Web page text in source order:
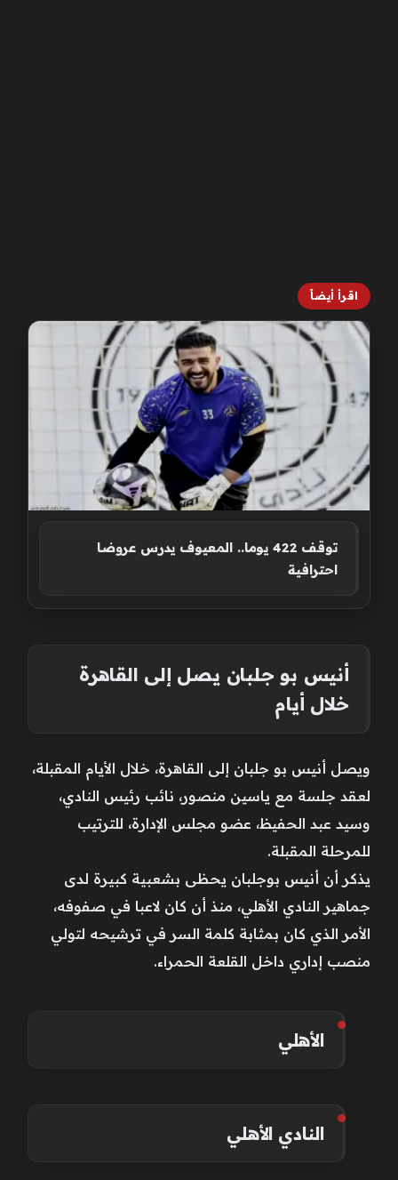
اقرأ أيضاً
توقف 422 يوما.. المعيوف يدرس عروضا
احترافية
أنيس بو جلبان يصل إلى القاهرة
خلال أيام
ويصل أنيس بو جلبان إلى القاهرة، خلال الأيام المقبلة،
لعقد جلسة مع ياسين منصور، نائب رئيس النادي،
وسيد عبد الحفيظ، عضو مجلس الإدارة، للترتيب
للمرحلة المقبلة.
يذكر أن أنيس بوجلبان يحظى بشعبية كبيرة لدى
جماهير النادي الأهلي، منذ أن كان لاعبا في صفوفه،
الأمر الذي كان بمثابة كلمة السر في ترشيحه لتولي
منصب إداري داخل القلعة الحمراء.
الأهلي
النادي الأهلي